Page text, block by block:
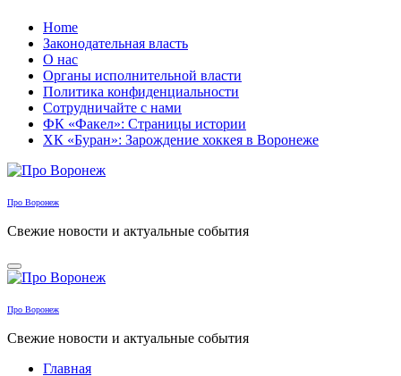
Перейти
содержанию
Home
Законодательная власть
О нас
Органы исполнительной власти
Политика конфиденциальности
Сотрудничайте с нами
ФК «Факел»: Страницы истории
ХК «Буран»: Зарождение хоккея в Воронеже
Про Воронеж
Свежие новости и актуальные события
Про Воронеж
Свежие новости и актуальные события
Главная